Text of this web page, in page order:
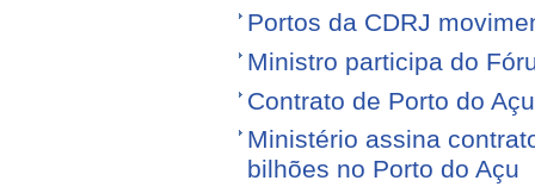
Portos da CDRJ
Ministro participa do
Contrato de Porto do
Ministério assina
bilhões no Porto do Açu